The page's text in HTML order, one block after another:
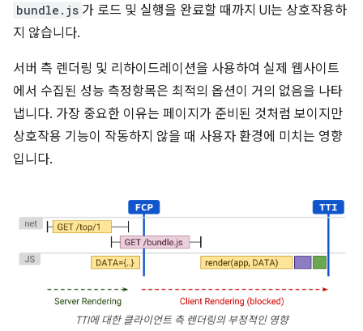
bundle.js 가 로드 및 실행을 완료할 때까지 UI는 상호작용하
지 않습니다.
서버 측 렌더링 및 리하이드레이션을 사용하여 실제 웹사이트
에서 수집된 성능 측정항목은 최적의 옵션이 거의 없음을 나타
냅니다. 가장 중요한 이유는 페이지가 준비된 것처럼 보이지만
상호작용 기능이 작동하지 않을 때 사용자 환경에 미치는 영향
입니다.
TTI에 대한 클라이언트 측 렌더링의 부정적인 영향